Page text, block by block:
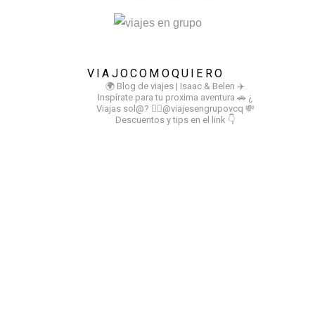
VIAJOCOMOQUIERO
🌍 Blog de viajes | Isaac & Belen ✈️
Inspírate para tu proxima aventura 🚗 ¿
Viajas sol@? 👉🏻@viajesengrupovcq 💸
Descuentos y tips en el link 👇